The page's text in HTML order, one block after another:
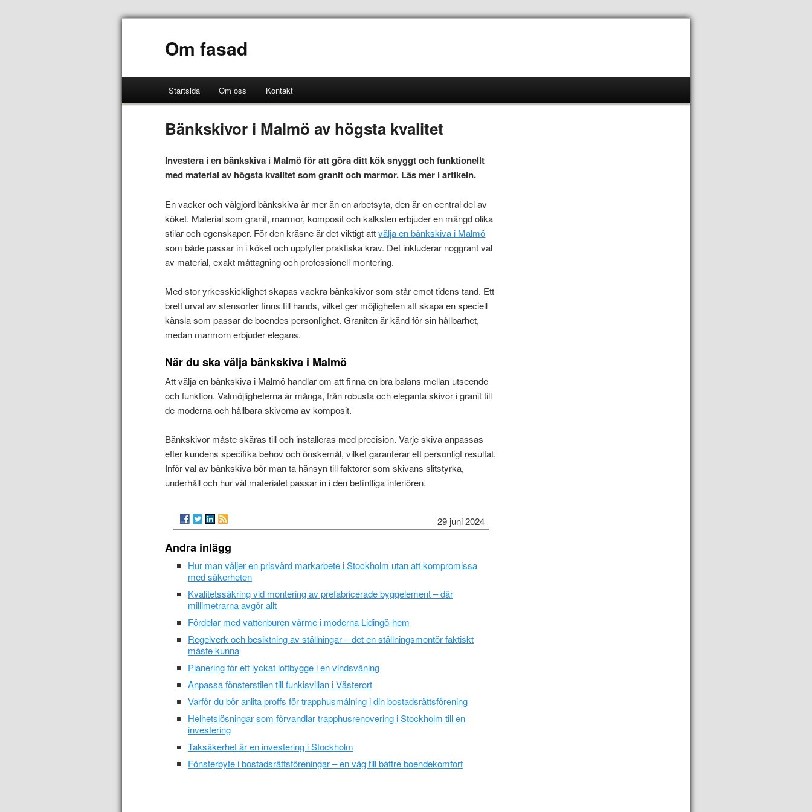
Om fasad
Startsida Om oss Kontakt
Bänkskivor i Malmö av högsta kvalitet
Investera i en bänkskiva i Malmö för att göra ditt kök snyggt och funktionellt
med material av högsta kvalitet som granit och marmor. Läs mer i artikeln.
En vacker och välgjord bänkskiva är mer än en arbetsyta, den är en central del av
köket. Material som granit, marmor, komposit och kalksten erbjuder en mängd olika
stilar och egenskaper. För den kräsne är det viktigt attvälja en bänkskiva i Malmö
som både passar in i köket och uppfyller praktiska krav. Det inkluderar noggrant val
av material, exakt måttagning och professionell montering.
Med stor yrkesskicklighet skapas vackra bänkskivor som står emot tidens tand. Ett
brett urval av stensorter finns till hands, vilket ger möjligheten att skapa en speciell
känsla som passar de boendes personlighet. Graniten är känd för sin hållbarhet,
medan marmorn erbjuder elegans.
När du ska välja bänkskiva i Malmö
Att välja en bänkskiva i Malmö handlar om att finna en bra balans mellan utseende
och funktion. Valmöjligheterna är många, från robusta och eleganta skivor i granit till
de moderna och hållbara skivorna av komposit.
Bänkskivor måste skäras till och installeras med precision. Varje skiva anpassas
efter kundens specifika behov och önskemål, vilket garanterar ett personligt resultat.
Inför val av bänkskiva bör man ta hänsyn till faktorer som skivans slitstyrka,
underhåll och hur väl materialet passar in i den befintliga interiören.
29 juni 2024
Andra inlägg
Hur man väljer en prisvärd markarbete i Stockholm utan att kompromissa
med säkerheten
Kvalitetssäkring vid montering av prefabricerade byggelement – där
millimetrarna avgör allt
Fördelar med vattenburen värme i moderna Lidingö-hem
Regelverk och besiktning av ställningar – det en ställningsmontör faktiskt
måste kunna
Planering för ett lyckat loftbygge i en vindsvåning
Anpassa fönsterstilen till funkisvillan i Västerort
Varför du bör anlita proffs för trapphusmålning i din bostadsrättsförening
Helhetslösningar som förvandlar trapphusrenovering i Stockholm till en
investering
Taksäkerhet är en investering i Stockholm
Fönsterbyte i bostadsrättsföreningar – en väg till bättre boendekomfort